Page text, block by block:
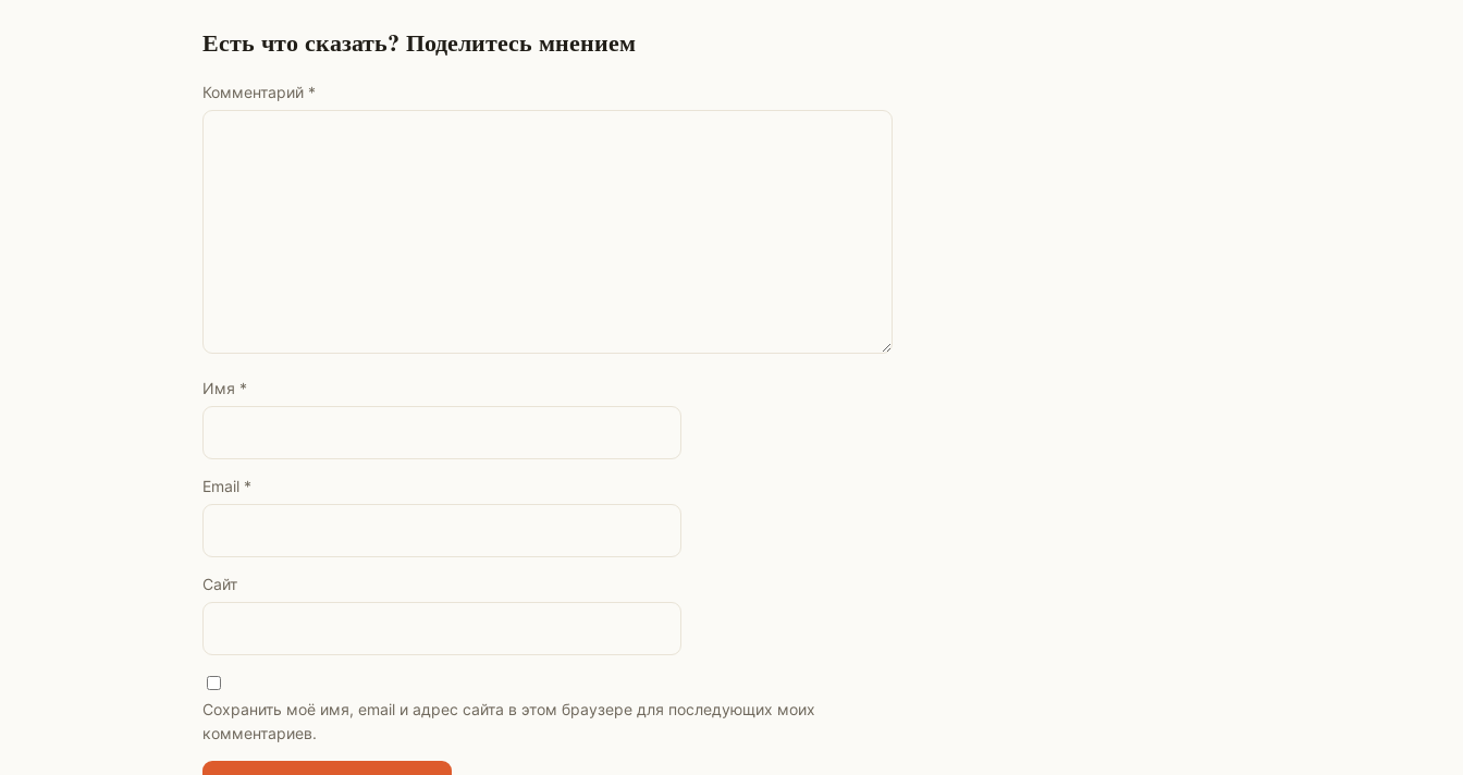
Есть что сказать? Поделитесь мнением
Комментарий *
Имя *
Email *
Сайт
Сохранить моё имя, email и адрес сайта в этом браузере для последующих моих
комментариев.